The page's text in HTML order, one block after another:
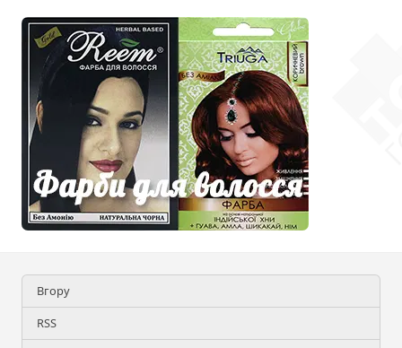
Вгору
RSS